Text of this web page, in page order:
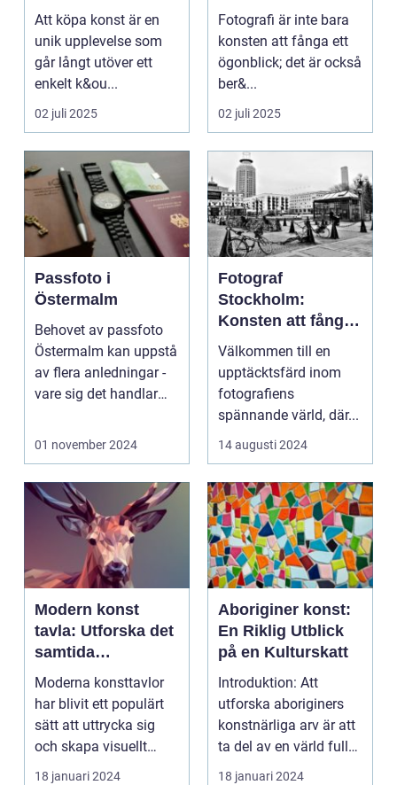
mästerverk
Att köpa konst är en
unik upplevelse som
går långt utöver ett
enkelt k&ou...
02 juli 2025
Fotografi är inte bara
konsten att fånga ett
ögonblick; det är också
ber&...
02 juli 2025
Passfoto i
Östermalm
Behovet av passfoto
Östermalm kan uppstå
av flera anledningar -
vare sig det handlar
01 november 2024
Fotograf
Stockholm:
Konsten att fånga
ögonblicket
Välkommen till en
upptäcktsfärd inom
fotografiens
spännande värld, där...
14 augusti 2024
Modern konst
tavla: Utforska det
samtida
konstlandskapet
Moderna konsttavlor
har blivit ett populärt
sätt att uttrycka sig
och skapa visuellt
engagerande kon...
18 januari 2024
Aboriginer konst:
En Riklig Utblick
på en Kulturskatt
Introduktion: Att
utforska aboriginers
konstnärliga arv är att
ta del av en värld full
av rikedom oc...
18 januari 2024